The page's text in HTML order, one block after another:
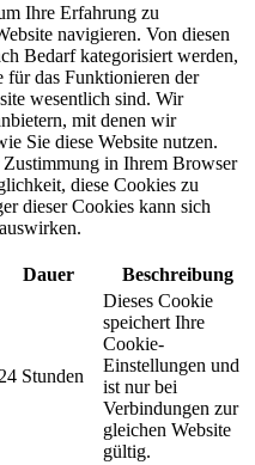
Ihre Erfahrung zu
navigieren. Von diesen
Bedarf kategorisiert werden,
für das Funktionieren der
wesentlich sind. Wir
mit denen wir
Sie diese Website nutzen.
in Ihrem Browser
diese Cookies zu
dieser Cookies kann sich
Dauer Beschreibung
24 Stunden
Dieses Cookie
speichert Ihre
Cookie-
Einstellungen und
ist nur bei
Verbindungen zur
gleichen Website
gültig.